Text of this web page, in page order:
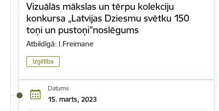
Vizuālās mākslas un tērpu kolekciju
konkursa „Latvijas Dziesmu svētku 150
toņi un pustoņi”noslēgums
Atbildīgā: I.Freimane
Izglītība
Datums
15. marts, 2023